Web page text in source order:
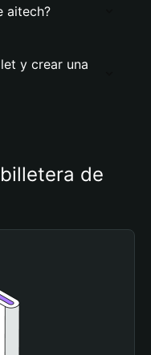
aitech?
y crear una
de